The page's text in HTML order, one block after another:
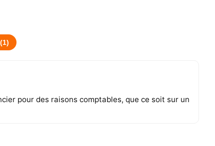
1)
pour des raisons comptables, que ce soit sur un